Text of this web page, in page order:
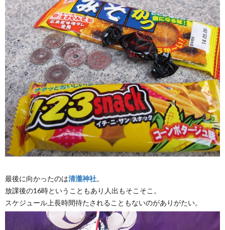
最後に向かったのは清瀧神社。
放課後の16時ということもあり人出もそこそこ。
スケジュール上長時間待たされることもないのがありがたい。